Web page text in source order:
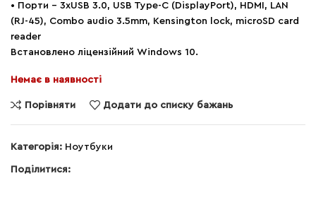
• Порти – 3xUSB 3.0, USB Type-C (DisplayPort), HDMI, LAN
(RJ-45), Combo audio 3.5mm, Kensington lock, microSD card
reader
Встановлено ліцензійний Windows 10.
Немає в наявності
Порівняти Додати до списку бажань
Категорія: Ноутбуки
Поділитися: